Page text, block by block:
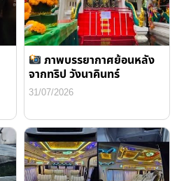
ภาพบรรยากาศย้อนหลัง
จากทริป วังนาคินทร์
31/07/2026